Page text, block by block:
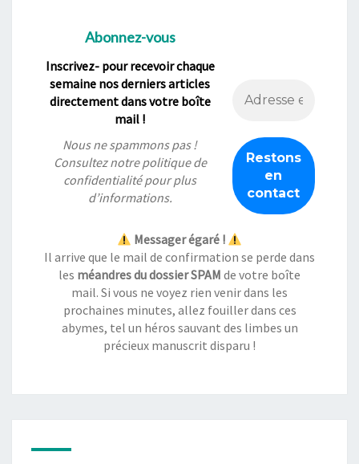
Abonnez-vous
Inscrivez- pour recevoir chaque
semaine nos derniers articles
directement dans votre boîte
mail !
Nous ne spammons pas !
Consultez notrepolitique de
confidentialitépour plus
d’informations.
Messager égaré !
Il arrive que le mail de confirmation se perde dans
les méandres du dossier SPAM de votre boîte
mail. Si vous ne voyez rien venir dans les
prochaines minutes, allez fouiller dans ces
abymes, tel un héros sauvant des limbes un
précieux manuscrit disparu !